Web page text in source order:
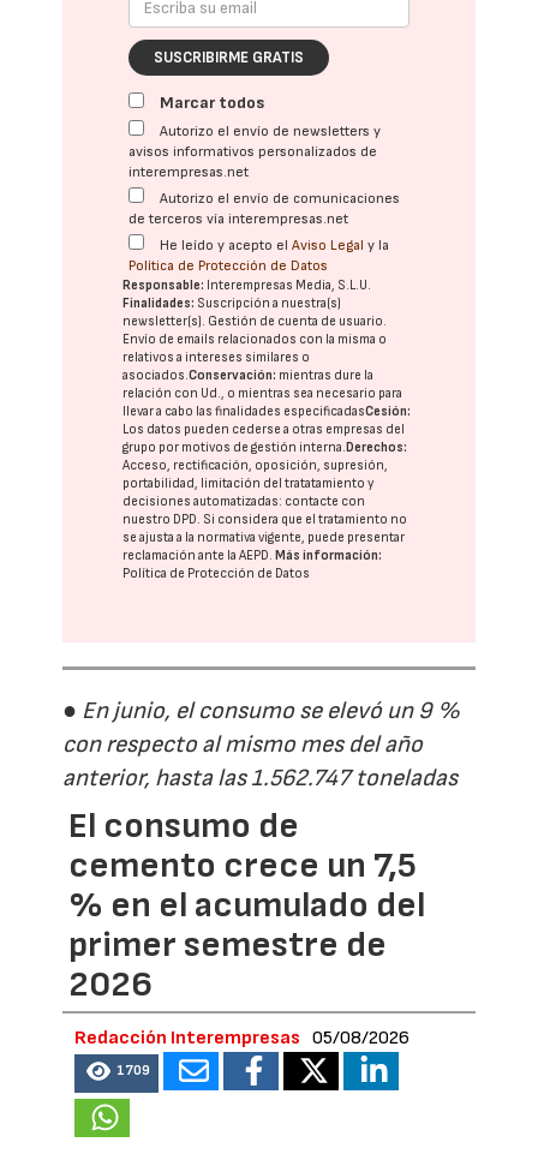
SUSCRIBIRME GRATIS
Marcar todos
Autorizo el envío de newsletters y
avisos informativos personalizados de
interempresas.net
Autorizo el envío de comunicaciones
de terceros vía interempresas.net
He leído y acepto elAviso Legal y la
Política de Protección de Datos
Responsable: Interempresas Media, S.L.U.
Finalidades: Suscripción a nuestra(s)
newsletter(s). Gestión de cuenta de usuario.
Envío de emails relacionados con la misma o
relativos a intereses similares o
asociados.Conservación: mientras dure la
relación con Ud., o mientras sea necesario para
llevar a cabo las finalidades especificadasCesión:
Los datos pueden cederse a otras empresas del
grupo por motivos de gestión interna. Derechos:
Acceso, rectificación, oposición, supresión,
portabilidad, limitación del tratatamiento y
decisiones automatizadas: contacte con
nuestro DPD. Si considera que el tratamiento no
se ajusta a la normativa vigente, puede presentar
reclamación ante laAEPD. Más información:
Política de Protección de Datos
● En junio, el consumo se elevó un 9 %
con respecto al mismo mes del año
anterior, hasta las 1.562.747 toneladas
El consumo de
cemento crece un 7,5
% en el acumulado del
primer semestre de
2026
Redacción Interempresas 05/08/2026
1709